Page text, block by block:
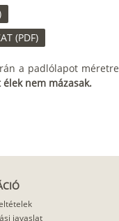
(PDF)
a padlólapot méretre
nem mázasak.
javaslat